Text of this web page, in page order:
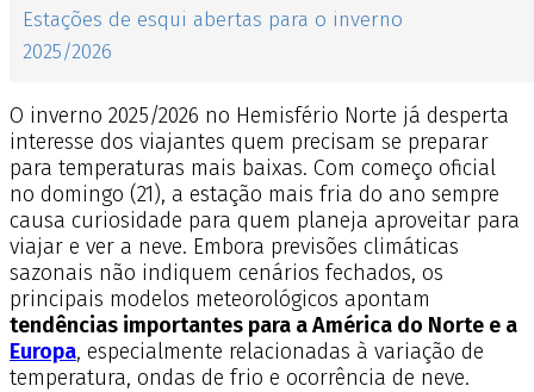
Estações de esqui abertas para o inverno
2025/2026
O inverno 2025/2026 no Hemisfério Norte já desperta
interesse dos viajantes quem precisam se preparar
para temperaturas mais baixas. Com começo oficial
no domingo (21), a estação mais fria do ano sempre
causa curiosidade para quem planeja aproveitar para
viajar e ver a neve. Embora previsões climáticas
sazonais não indiquem cenários fechados, os
principais modelos meteorológicos apontam
tendências importantes para a América do Norte e a
Europa, especialmente relacionadas à variação de
temperatura, ondas de frio e ocorrência de neve.